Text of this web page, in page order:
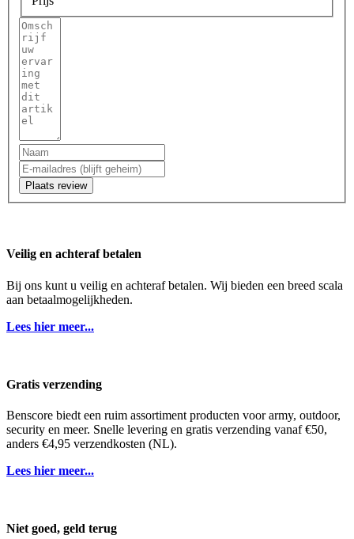
Plaats review
Veilig en achteraf betalen
Bij ons kunt u veilig en achteraf betalen. Wij bieden een breed scala
aan betaalmogelijkheden.
Lees hier meer...
Gratis verzending
Benscore biedt een ruim assortiment producten voor army, outdoor,
security en meer. Snelle levering en gratis verzending vanaf €50,
anders €4,95 verzendkosten (NL).
Lees hier meer...
Niet goed, geld terug